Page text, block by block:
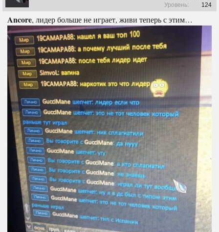
Уровень:
124
Ancore, лидер больше не играет, живи теперь с этим…